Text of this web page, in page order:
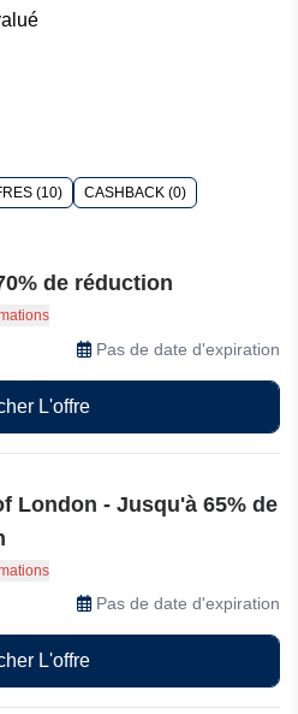
(10) CASHBACK (0)
de réduction
70% de réduction sur une
Pas de date d'expiration
L'offre
London - Jusqu'à 65% de
de réduction sur une sélection
Pas de date d'expiration
L'offre